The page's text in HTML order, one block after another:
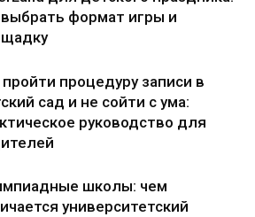
выбрать формат игры и
пройти процедуру записи в
сад и не сойти с ума:
руководство для
школы: чем
университетский